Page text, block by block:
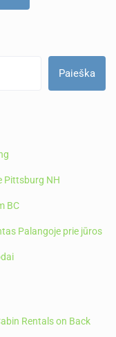
Paieška
Pittsburg NH
BC
Palangoje prie jūros
Rentals on Back